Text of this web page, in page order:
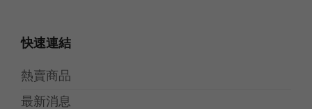
快速連結
熱賣商品
最新消息